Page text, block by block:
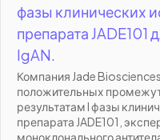
фазы клинических
препарата JADE101
IgAN.
Компания Jade
положительных
результатам I фазы
препарата JADE101,
моноклонального